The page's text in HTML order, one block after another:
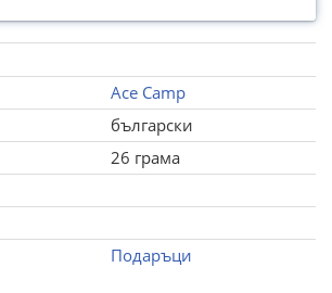
Ace Camp
български
26 грама
Подаръци